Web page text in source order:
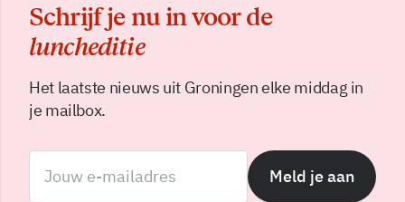
Schrijf je nu in voor de
luncheditie
Het laatste nieuws uit Groningen elke middag in
je mailbox.
Meld je aan